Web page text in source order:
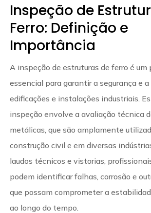
Inspeção de
Ferro: Definição e
Importância
A inspeção de estruturas de ferro é um
essencial para garantir a segurança e
edificações e instalações industriais.
inspeção envolve a avaliação técnica
metálicas, que são amplamente
construção civil e em diversas
laudos técnicos e vistorias,
podem identificar falhas, corrosão e
que possam comprometer a
ao longo do tempo.